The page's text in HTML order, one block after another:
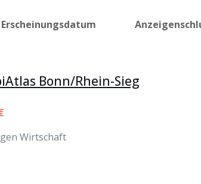
Erscheinungsdatum
Bonn/Rhein-Sieg
Wirtschaft